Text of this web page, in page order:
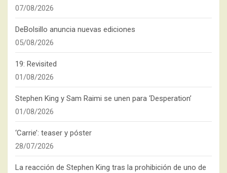
07/08/2026
DeBolsillo anuncia nuevas ediciones
05/08/2026
19: Revisited
01/08/2026
Stephen King y Sam Raimi se unen para ‘Desperation’
01/08/2026
‘Carrie’: teaser y póster
28/07/2026
La reacción de Stephen King tras la prohibición de uno de